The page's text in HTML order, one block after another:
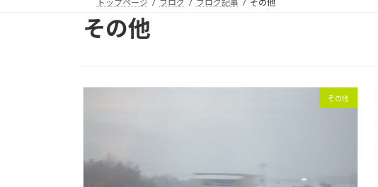
トップページ ブログ ブログ記事 その他
その他
その他